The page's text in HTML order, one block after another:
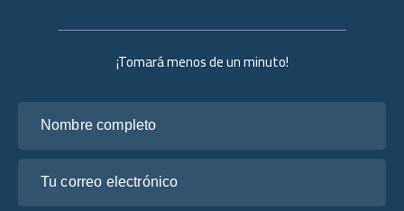
¡Tomará menos de un minuto!